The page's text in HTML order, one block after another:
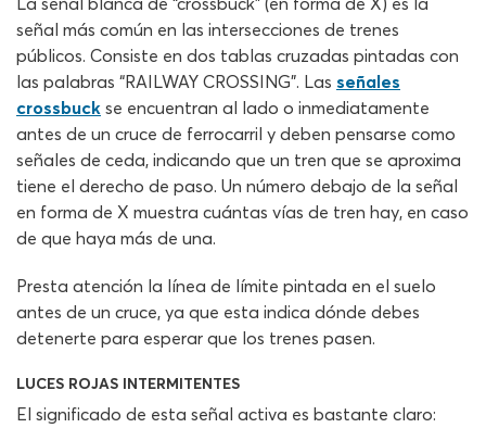
señal más común en las intersecciones de trenes
públicos. Consiste en dos tablas cruzadas pintadas con
las palabras “RAILWAY CROSSING”. Las señales
crossbuck se encuentran al lado o inmediatamente
antes de un cruce de ferrocarril y deben pensarse como
señales de ceda, indicando que un tren que se aproxima
tiene el derecho de paso. Un número debajo de la señal
en forma de X muestra cuántas vías de tren hay, en caso
de que haya más de una.
Presta atención la línea de límite pintada en el suelo
antes de un cruce, ya que esta indica dónde debes
detenerte para esperar que los trenes pasen.
LUCES ROJAS INTERMITENTES
El significado de esta señal activa es bastante claro: